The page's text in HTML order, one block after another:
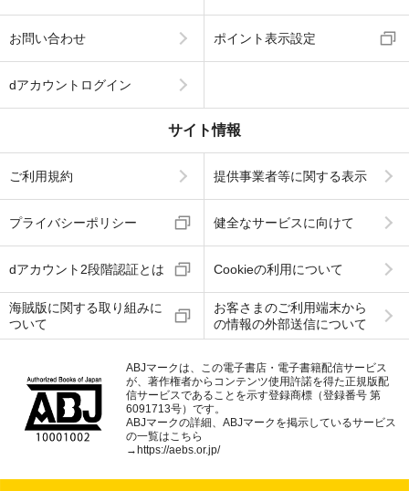
お問い合わせ ポイント表示設定
dアカウントログイン
サイト情報
ご利用規約 提供事業者等に関する表示
プライバシーポリシー 健全なサービスに向けて
dアカウント2段階認証とは Cookieの利用について
海賊版に関する取り組みに
ついて
お客さまのご利用端末から
の情報の外部送信について
ABJマークは、この電子書店・電子書籍配信サービス
が、著作権者からコンテンツ使用許諾を得た正規版配
信サービスであることを示す登録商標（登録番号 第
6091713号）です。
ABJマークの詳細、ABJマークを掲示しているサービス
の一覧はこちら
→https://aebs.or.jp/